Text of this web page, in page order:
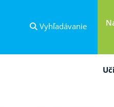
Vyhľadávanie